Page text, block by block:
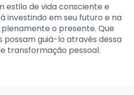
estilo de vida consciente e
investindo em seu futuro e na
o presente. Que
possam guiá-lo através dessa
transformação pessoal.